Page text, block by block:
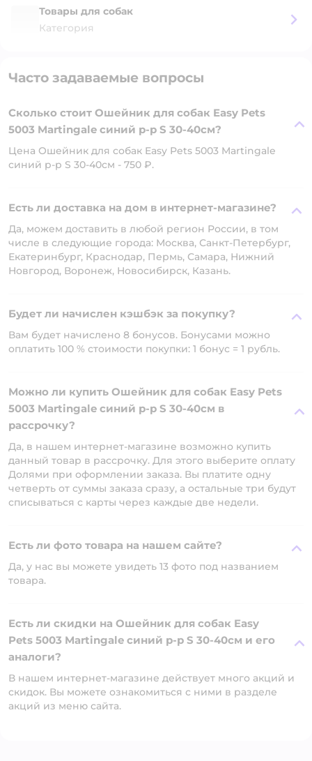
Товары для собак
Категория
Часто задаваемые вопросы
Сколько стоит Ошейник для собак Easy Pets
5003 Martingale синий р-р S 30-40см?
Цена Ошейник для собак Easy Pets 5003 Martingale
синий р-р S 30-40см - 750 ₽.
Есть ли доставка на дом в интернет-магазине?
Да, можем доставить в любой регион России, в том
числе в следующие города: Москва, Санкт-Петербург,
Екатеринбург, Краснодар, Пермь, Самара, Нижний
Новгород, Воронеж, Новосибирск, Казань.
Будет ли начислен кэшбэк за покупку?
Вам будет начислено 8 бонусов. Бонусами можно
оплатить 100 % стоимости покупки: 1 бонус = 1 рубль.
Можно ли купить Ошейник для собак Easy Pets
5003 Martingale синий р-р S 30-40см в
рассрочку?
Да, в нашем интернет-магазине возможно купить
данный товар в рассрочку. Для этого выберите оплату
Долями при оформлении заказа. Вы платите одну
четверть от суммы заказа сразу, а остальные три будут
списываться с карты через каждые две недели.
Есть ли фото товара на нашем сайте?
Да, у нас вы можете увидеть 13 фото под названием
товара.
Есть ли скидки на Ошейник для собак Easy
Pets 5003 Martingale синий р-р S 30-40см и его
аналоги?
В нашем интернет-магазине действует много акций и
скидок. Вы можете ознакомиться с ними в разделе
акций из меню сайта.